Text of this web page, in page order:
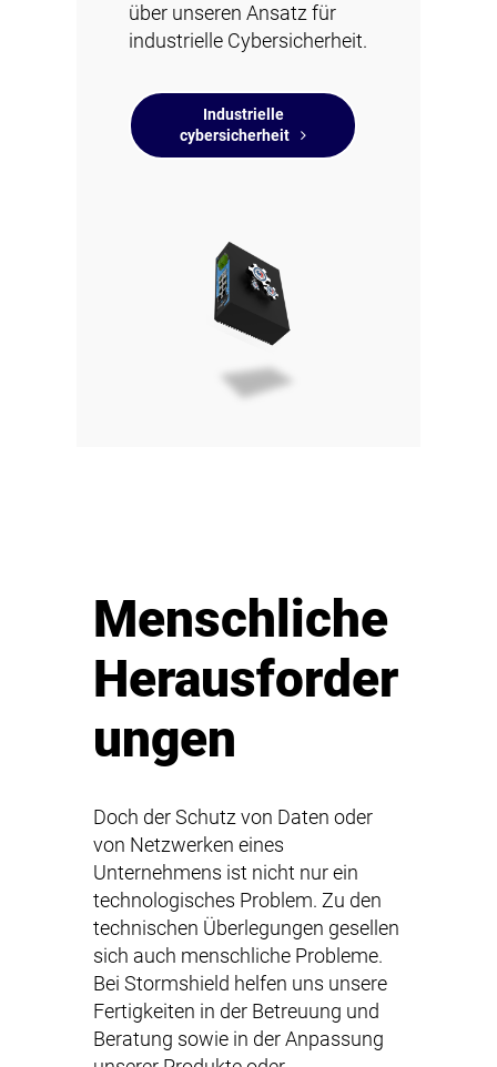
über unseren Ansatz für
industrielle Cybersicherheit.
Industrielle
cybersicherheit
Menschliche
Herausforder
ungen
Doch der Schutz von Daten oder
von Netzwerken eines
Unternehmens ist nicht nur ein
technologisches Problem. Zu den
technischen Überlegungen gesellen
sich auch menschliche Probleme.
Bei Stormshield helfen uns unsere
Fertigkeiten in der Betreuung und
Beratung sowie in der Anpassung